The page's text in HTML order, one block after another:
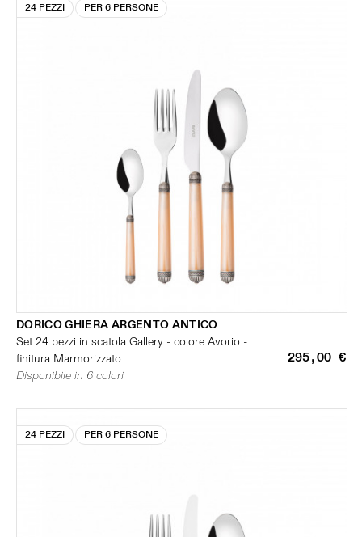
24 PEZZI PER 6 PERSONE
DORICO GHIERA ARGENTO ANTICO
Set 24 pezzi in scatola Gallery - colore Avorio -
finitura Marmorizzato
295,00 €
Disponibile in 6 colori
24 PEZZI PER 6 PERSONE